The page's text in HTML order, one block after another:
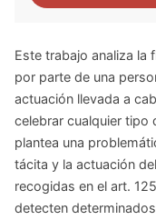
Este trabajo analiza la
por parte de una
actuación llevada a
celebrar cualquier tipo
plantea una
tácita y la actuación
recogidas en el art.
detecten